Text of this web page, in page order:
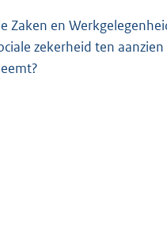
Zaken en
zekerheid ten